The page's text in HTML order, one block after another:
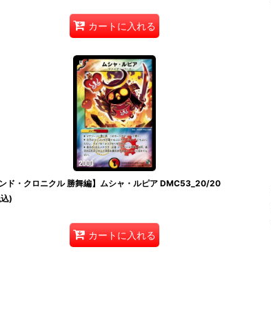
カートに入れる
ンド・クロニクル 勝舞編】ムシャ・ルピア DMC53_20/20
)
カートに入れる